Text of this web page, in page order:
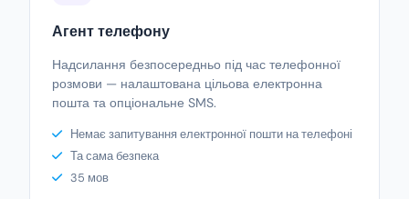
Агент телефону
Надсилання безпосередньо під час телефонної
розмови — налаштована цільова електронна
пошта та опціональне SMS.
Немає запитування електронної пошти на телефоні
Та сама безпека
35 мов